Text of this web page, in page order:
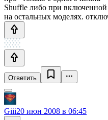
Shuffle либо при
на остальных моделях.
Ответить
Giii20 июн 2008 в 06:45